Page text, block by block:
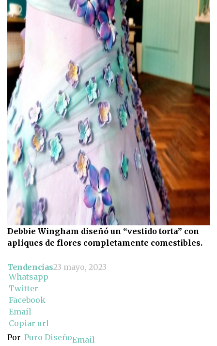
Debbie Wingham diseñó un “vestido torta” con
apliques de flores completamente comestibles.
Tendencias23 mayo, 2023
Whatsapp
Twitter
Facebook
Email
Copiar url
Por Puro DiseñoEmail